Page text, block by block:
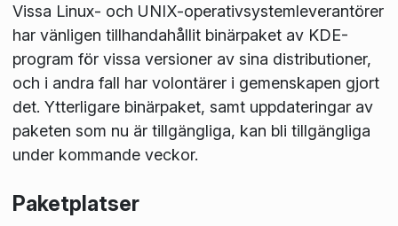
Vissa Linux- och UNIX-operativsystemleverantörer
har vänligen tillhandahållit binärpaket av KDE-
program för vissa versioner av sina distributioner,
och i andra fall har volontärer i gemenskapen gjort
det. Ytterligare binärpaket, samt uppdateringar av
paketen som nu är tillgängliga, kan bli tillgängliga
under kommande veckor.
Paketplatser